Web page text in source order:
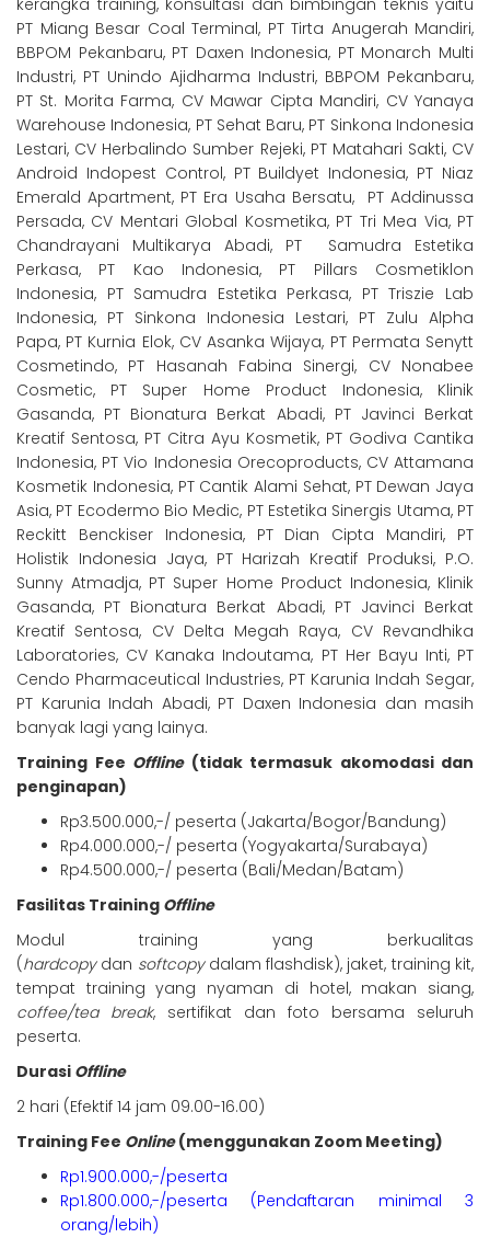
kerangka training, konsultasi dan bimbingan teknis yaitu
PT Miang Besar Coal Terminal, PT Tirta Anugerah Mandiri,
BBPOM Pekanbaru, PT Daxen Indonesia, PT Monarch Multi
Industri, PT Unindo Ajidharma Industri, BBPOM Pekanbaru,
PT St. Morita Farma, CV Mawar Cipta Mandiri, CV Yanaya
Warehouse Indonesia, PT Sehat Baru, PT Sinkona Indonesia
Lestari, CV Herbalindo Sumber Rejeki, PT Matahari Sakti, CV
Android Indopest Control, PT Buildyet Indonesia, PT Niaz
Emerald Apartment, PT Era Usaha Bersatu, PT Addinussa
Persada, CV Mentari Global Kosmetika, PT Tri Mea Via, PT
Chandrayani Multikarya Abadi, PT Samudra Estetika
Perkasa, PT Kao Indonesia, PT Pillars Cosmetiklon
Indonesia, PT Samudra Estetika Perkasa, PT Triszie Lab
Indonesia, PT Sinkona Indonesia Lestari, PT Zulu Alpha
Papa, PT Kurnia Elok, CV Asanka Wijaya, PT Permata Senytt
Cosmetindo, PT Hasanah Fabina Sinergi, CV Nonabee
Cosmetic, PT Super Home Product Indonesia, Klinik
Gasanda, PT Bionatura Berkat Abadi, PT Javinci Berkat
Kreatif Sentosa, PT Citra Ayu Kosmetik, PT Godiva Cantika
Indonesia, PT Vio Indonesia Orecoproducts, CV Attamana
Kosmetik Indonesia, PT Cantik Alami Sehat, PT Dewan Jaya
Asia, PT Ecodermo Bio Medic, PT Estetika Sinergis Utama, PT
Reckitt Benckiser Indonesia, PT Dian Cipta Mandiri, PT
Holistik Indonesia Jaya, PT Harizah Kreatif Produksi, P.O.
Sunny Atmadja, PT Super Home Product Indonesia, Klinik
Gasanda, PT Bionatura Berkat Abadi, PT Javinci Berkat
Kreatif Sentosa, CV Delta Megah Raya, CV Revandhika
Laboratories, CV Kanaka Indoutama, PT Her Bayu Inti, PT
Cendo Pharmaceutical Industries, PT Karunia Indah Segar,
PT Karunia Indah Abadi, PT Daxen Indonesia dan masih
banyak lagi yang lainya.
Training Fee Offline(tidak termasuk akomodasi dan
penginapan)
Rp3.500.000,-/ peserta (Jakarta/Bogor/Bandung)
Rp4.000.000,-/ peserta (Yogyakarta/Surabaya)
Rp4.500.000,-/ peserta (Bali/Medan/Batam)
Fasilitas Training Offline
Modul training yang berkualitas
(hardcopydan softcopy dalam flashdisk), jaket, training kit,
tempat training yang nyaman di hotel, makan siang,
coffee/tea break, sertifikat dan foto bersama seluruh
peserta.
Durasi Offline
2 hari (Efektif 14 jam 09.00-16.00)
Training Fee Online(menggunakan Zoom Meeting)
Rp1.900.000,-/peserta
Rp1.800.000,-/peserta (Pendaftaran minimal 3
orang/lebih)